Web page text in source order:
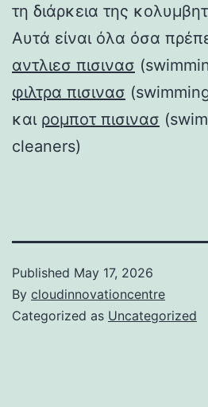
τη διάρκεια της
Αυτά είναι όλα όσα
αντλιεσ πισινασ
φιλτρα πισινασ
και ρομποτ πισινασ
cleaners)
Published May 17, 2026
By cloudinnovationcentre
Categorized as Uncategorized